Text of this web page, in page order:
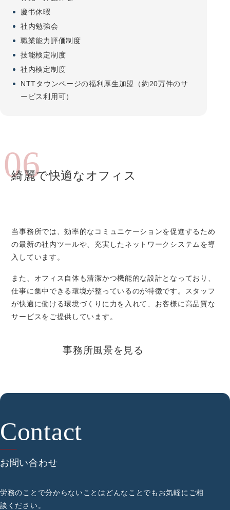
慶弔休暇
社内勉強会
職業能力評価制度
技能検定制度
社内検定制度
NTTタウンページの福利厚生加盟（約20万件のサ
ービス利用可）
06
綺麗で快適なオフィス
当事務所では、効率的なコミュニケーションを促進するため
の最新の社内ツールや、充実したネットワークシステムを導
入しています。
また、オフィス自体も清潔かつ機能的な設計となっており、
仕事に集中できる環境が整っているのが特徴です。スタッフ
が快適に働ける環境づくりに力を入れて、お客様に高品質な
サービスをご提供しています。
事務所風景を見る
お問い合わせ
労務のことで分からないことは どんなことでもお気軽にご相
談ください。